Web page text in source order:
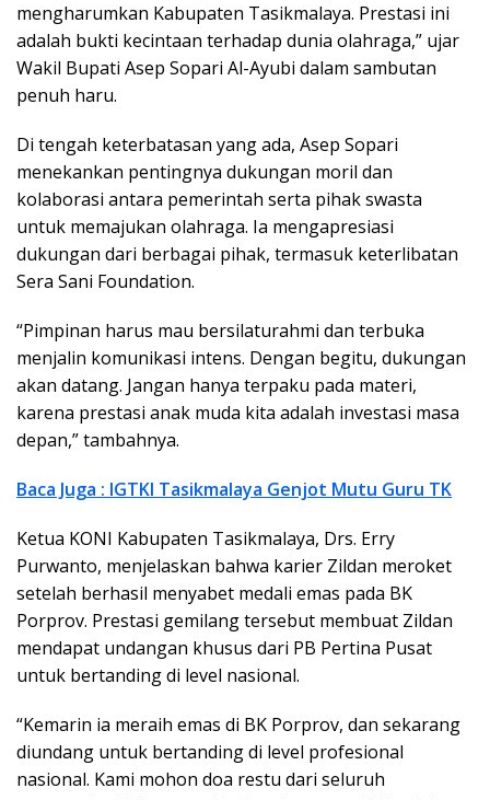
mengharumkan Kabupaten Tasikmalaya. Prestasi ini
adalah bukti kecintaan terhadap dunia olahraga,” ujar
Wakil Bupati Asep Sopari Al-Ayubi dalam sambutan
penuh haru.
Di tengah keterbatasan yang ada, Asep Sopari
menekankan pentingnya dukungan moril dan
kolaborasi antara pemerintah serta pihak swasta
untuk memajukan olahraga. Ia mengapresiasi
dukungan dari berbagai pihak, termasuk keterlibatan
Sera Sani Foundation.
“Pimpinan harus mau bersilaturahmi dan terbuka
menjalin komunikasi intens. Dengan begitu, dukungan
akan datang. Jangan hanya terpaku pada materi,
karena prestasi anak muda kita adalah investasi masa
depan,” tambahnya.
Baca Juga : IGTKI Tasikmalaya Genjot Mutu Guru TK
Ketua KONI Kabupaten Tasikmalaya, Drs. Erry
Purwanto, menjelaskan bahwa karier Zildan meroket
setelah berhasil menyabet medali emas pada BK
Porprov. Prestasi gemilang tersebut membuat Zildan
mendapat undangan khusus dari PB Pertina Pusat
untuk bertanding di level nasional.
“Kemarin ia meraih emas di BK Porprov, dan sekarang
diundang untuk bertanding di level profesional
nasional. Kami mohon doa restu dari seluruh